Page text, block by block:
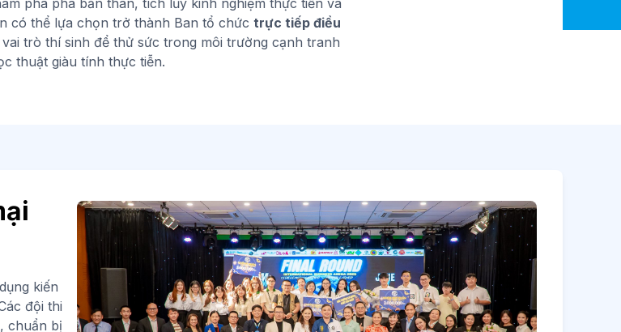
phá phá bản thân, tích lũy kinh nghiệm thực tiễn và
có thể lựa chọn trở thành Ban tổ chức trực tiếp điều
vai trò thí sinh để thử sức trong môi trường cạnh tranh
thuật giàu tính thực tiễn.
kiến
đội thi
chuẩn bị